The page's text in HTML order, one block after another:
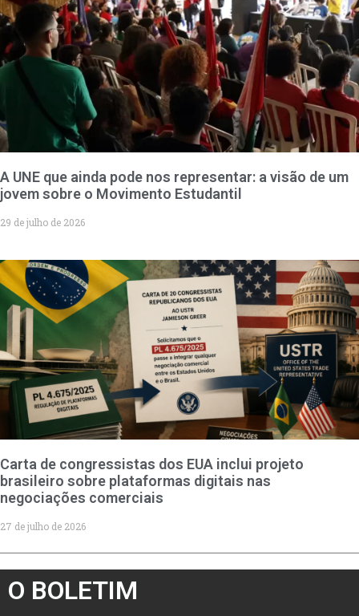
A UNE que ainda pode nos representar: a visão de um
jovem sobre o Movimento Estudantil
29 de julho de 2026
Carta de congressistas dos EUA inclui projeto
brasileiro sobre plataformas digitais nas
negociações comerciais
27 de julho de 2026
O BOLETIM